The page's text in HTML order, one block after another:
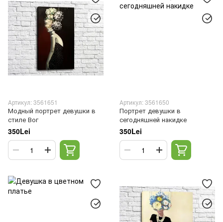
Артикул: 3561651
Модный портрет девушки в
стиле Вог
350Lei
Артикул: 3561650
Портрет девушки в
сегодняшней накидке
350Lei